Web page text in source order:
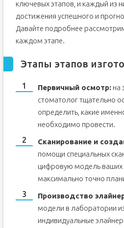
ключевых этапов, и каждый из
достижения успешного и
Давайте подробнее
каждом этапе.
Этапы этапов
Первичный осмотр:на
стоматолог тщательно
определить, какие
необходимо провести.
Сканирование и
помощи специальных
цифровую модель ваших
максимально точно
Производство
модели в лаборатории
индивидуальные